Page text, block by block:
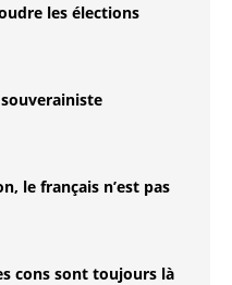
les élections
le français n’est pas
cons sont toujours là